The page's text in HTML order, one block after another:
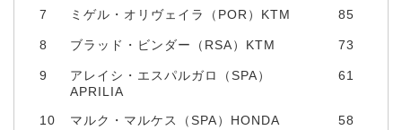
7 ミゲル・オリヴェイラ（POR）KTM 85
8 ブラッド・ビンダー（RSA）KTM 73
9
アレイシ・エスパルガロ（SPA）
APRILIA
61
10 マルク・マルケス（SPA）HONDA 58